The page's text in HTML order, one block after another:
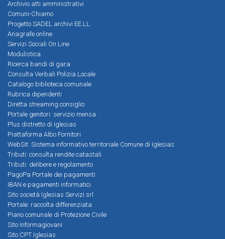
Archivio atti amministrativi
Comuni-Chiamo
Progetto SADEL archivi EE.LL.
Anagrafe online
Servizi Sociali On Line
Modulistica
Ricerca bandi di gara
Consulta Verbali Polizia Locale
Catalogo biblioteca comunale
Rubrica dipendenti
Diretta streaming consiglio
Portale genitori: servizio mensa
Plus distretto di Iglesias
Piattaforma Albo Fornitori
WebSit: Sistema informativo territoriale Comune di Iglesias
Tributi: consulta rendite catastali
Tributi: delibere e regolamento
PagoPa Portale dei pagamenti
IBAN e pagamenti informatici
Sito società Iglesias Servizi srl
Portale: raccolta differenziata
Piano comunale di Protezione Civile
Sito Informagiovani
Sito CPT Iglesias